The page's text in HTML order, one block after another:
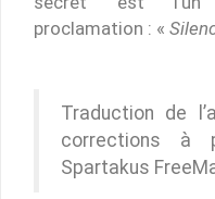
proclamation : «
Traduction de
corrections à
Spartakus